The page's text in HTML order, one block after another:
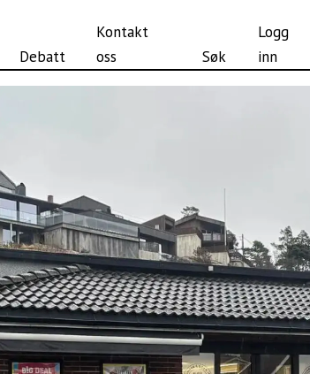
Debatt
Kontakt
oss
Søk
Logg
inn